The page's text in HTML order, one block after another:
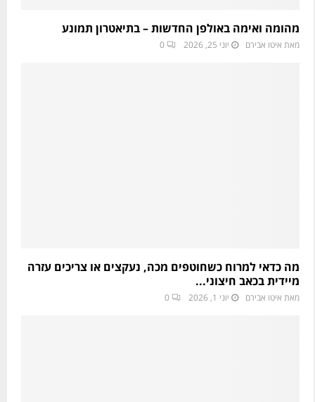
מהומה ואימה באולפן החדשות – בתיאטרון תמונע
מאת איטו אבירם יוני 25, 2026 0
מה כדאי למרוח כשחוטפים מכה, נעקצים או צריכים עזרה
מיידית בכאב חיצוני...
מאת איטו אבירם יוני 1, 2026 0